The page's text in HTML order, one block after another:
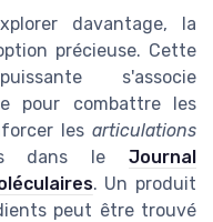
davantage, la
précieuse. Cette
s'associe
pour combattre les
les articulations
dans le Journal
. Un produit
peut être trouvé